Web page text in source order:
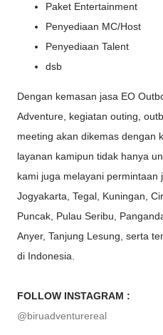
Paket Entertainment
Penyediaan MC/Host
Penyediaan Talent
dsb
Dengan kemasan jasa EO
Adventure, kegiatan outing,
meeting akan dikemas dengan
layanan kamipun tidak hanya
kami juga melayani
Jogyakarta, Tegal, Kuningan,
Puncak, Pulau Seribu,
Anyer, Tanjung Lesung, serta
di Indonesia.
FOLLOW INSTAGRAM :
@biruadventurereal